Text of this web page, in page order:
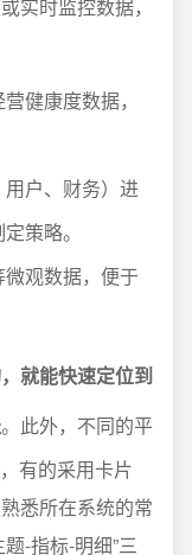
实时监控数据，
健康度数据，
户、财务）进
策略。
观数据，便于
就能快速定位到
。此外，不同的平
有的采用卡片
悉所在系统的常
-指标-明细”三